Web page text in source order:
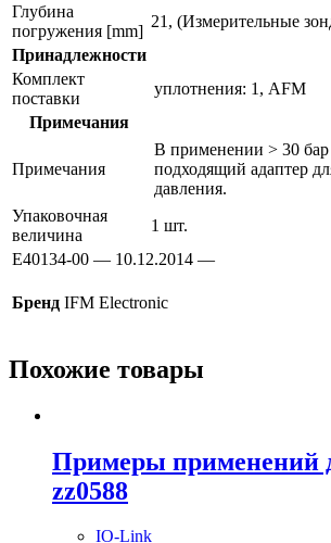
Глубина
погружения [mm]
21, (Измерительные
Принадлежности
Комплект
поставки
уплотнения: 1, AFM
Примечания
Примечания
В применении > 30 бар
подходящий адаптер
давления.
Упаковочная
величина
1 шт.
E40134-00 — 10.12.2014 —
Бренд IFM Electronic
Похожие товары
Примеры применений
zz0588
IO-Link